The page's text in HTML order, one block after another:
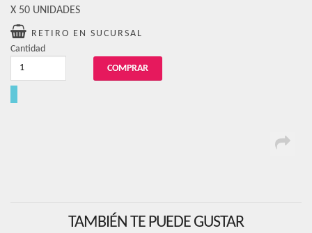
X 50 UNIDADES
RETIRO EN SUCURSAL
Cantidad
TAMBIÉN TE PUEDE GUSTAR